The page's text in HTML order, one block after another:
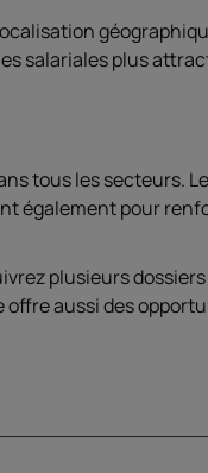
salariales plus
tous les secteurs.
également pour
plusieurs
offre aussi des